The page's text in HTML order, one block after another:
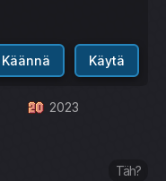
Käännä Käytä
2023
Täh?